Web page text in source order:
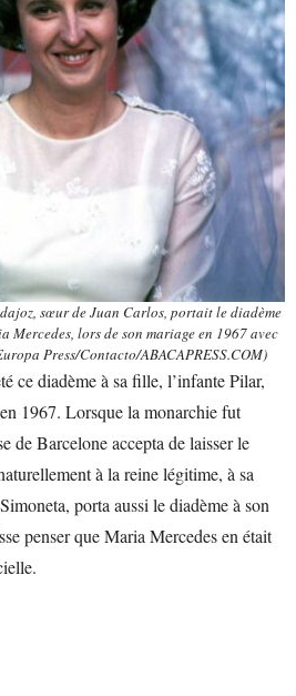
sœur de Juan Carlos, portait le diadème
Mercedes, lors de son mariage en 1967 avec
Press/Contacto/ABACAPRESS.COM)
ce diadème à sa fille, l’infante Pilar,
1967. Lorsque la monarchie fut
de Barcelone accepta de laisser le
à la reine légitime, à sa
porta aussi le diadème à son
penser que Maria Mercedes en était